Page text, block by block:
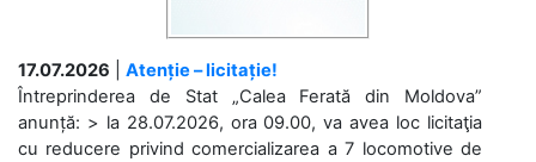
17.07.2026
Atenție – licitație!
Întreprinderea de Stat „Calea Ferată din Moldova”
anunță: > la 28.07.2026, ora 09.00, va avea loc licitaţia
cu reducere privind comercializarea a 7 locomotive de